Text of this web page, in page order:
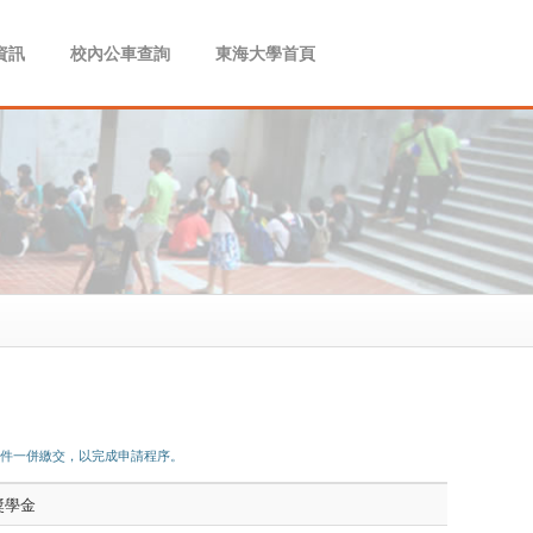
訊 校內公車查詢 東海大學首頁
一併繳交，以完成申請程序。
學金